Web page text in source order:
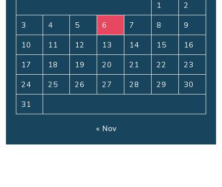
1 2
3 4 5 6 7 8 9
10 11 12 13 14 15 16
17 18 19 20 21 22 23
24 25 26 27 28 29 30
31
« Nov